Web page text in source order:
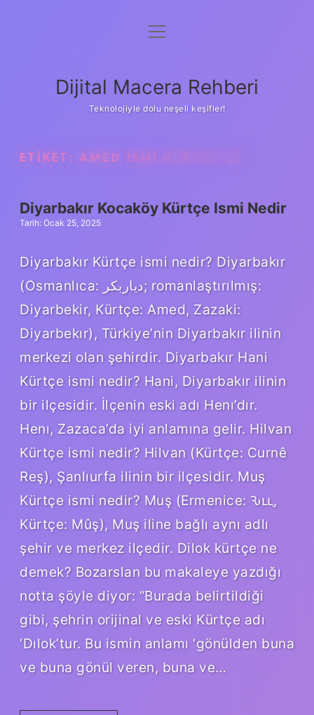
Anasayfa
Yasal Uyarı
menüyü
Dijital Macera Rehberi
Teknolojiyle dolu neşeli keşifler!
ETIKET: AMED ISMI KÜRTÇE MI
Diyarbakır Kocaköy Kürtçe Ismi Nedir
Tarih: Ocak 25, 2025
Diyarbakır Kürtçe ismi nedir? Diyarbakır
(Osmanlıca: دیاربكر; romanlaştırılmış:
Diyarbekir, Kürtçe: Amed, Zazaki:
Diyarbekır), Türkiye’nin Diyarbakır ilinin
merkezi olan şehirdir. Diyarbakır Hani
Kürtçe ismi nedir? Hani, Diyarbakır ilinin
bir ilçesidir. İlçenin eski adı Henı’dır.
Henı, Zazaca’da iyi anlamına gelir. Hilvan
Kürtçe ismi nedir? Hilvan (Kürtçe: Curnê
Reş), Şanlıurfa ilinin bir ilçesidir. Muş
Kürtçe ismi nedir? Muş (Ermenice: Ԅււַ,
Kürtçe: Mûş), Muş iline bağlı aynı adlı
şehir ve merkez ilçedir. Dilok kürtçe ne
demek? Bozarslan bu makaleye yazdığı
notta şöyle diyor: “Burada belirtildiği
gibi, şehrin orijinal ve eski Kürtçe adı
‘Dılok’tur. Bu ismin anlamı ‘gönülden buna
ve buna gönül veren, buna ve…